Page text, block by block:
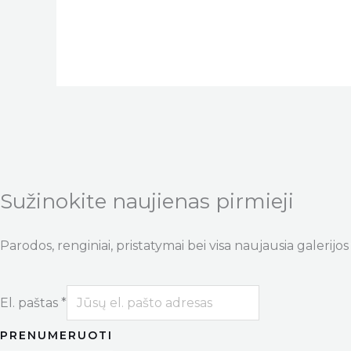
Sužinokite naujienas pirmieji
Parodos, renginiai, pristatymai bei visa naujausia galerijos
El. paštas *
PRENUMERUOTI